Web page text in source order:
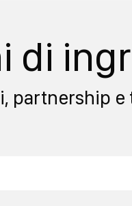
di
partnership